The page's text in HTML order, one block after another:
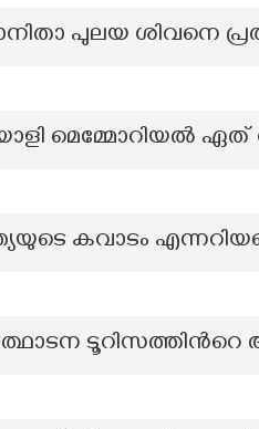
പുലയ ശിവനെ
മെമ്മോറിയൽ ഏത്
കവാടം
ടൂറിസത്തിന്‍റെ